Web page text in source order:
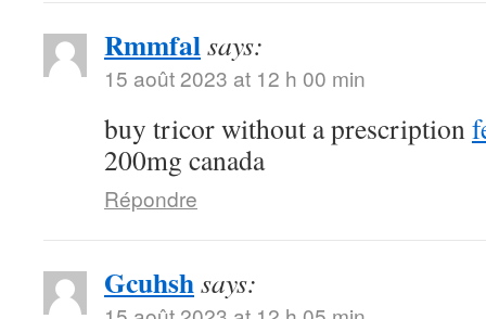
Rmmfalsays:
15 août 2023 at 12 h 00 min
buy tricor without a prescription
200mg canada
Répondre
Gcuhshsays: